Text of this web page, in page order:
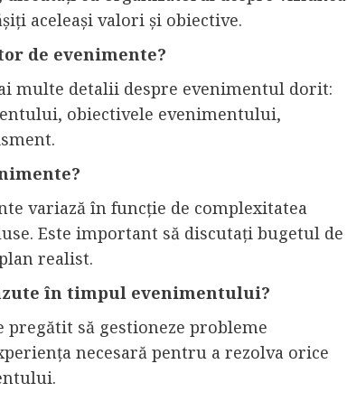
aceleași valori și obiective.
de evenimente?
multe detalii despre evenimentul dorit:
obiectivele evenimentului,
variază în funcție de complexitatea
Este important să discutați bugetul de
realist.
în timpul evenimentului?
să gestioneze probleme
necesară pentru a rezolva orice